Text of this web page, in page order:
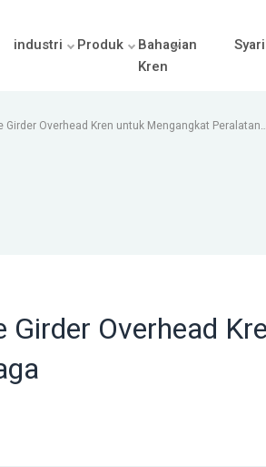
industri Produk
Bahagian
Kren
Girder Overhead Kren untuk Mengangkat Peralatan
Girder Overhead